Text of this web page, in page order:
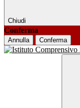
Chiudi
Conferma
Annulla Conferma